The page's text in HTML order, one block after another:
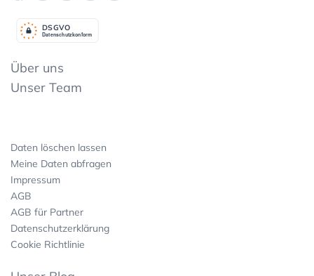
Datenschutzkonform
DSGVO
Über uns
Unser Team
Daten löschen lassen
Meine Daten abfragen
Impressum
AGB
AGB für Partner
Datenschutzerklärung
Cookie Richtlinie